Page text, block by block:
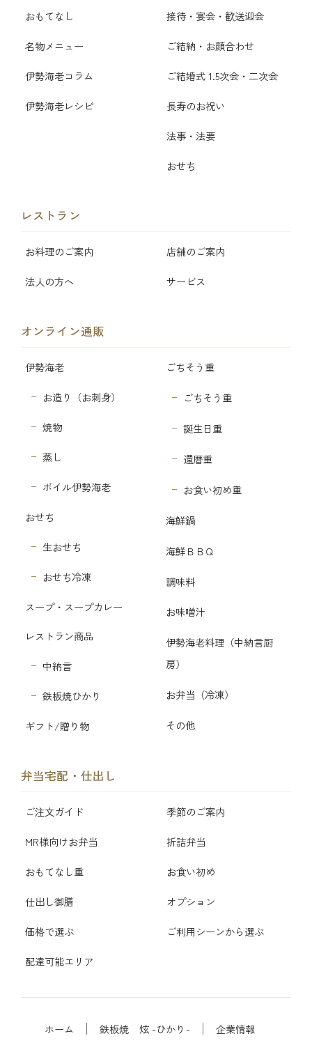
おもてなし
名物メニュー
伊勢海老コラム
伊勢海老レシピ
接待・宴会・歓送迎会
ご結納・お顔合わせ
ご結婚式 1.5次会・二次会
長寿のお祝い
法事・法要
おせち
レストラン
お料理のご案内 店舗のご案内
法人の方へ サービス
オンライン通販
伊勢海老
お造り（お刺身）
焼物
蒸し
ボイル伊勢海老
おせち
生おせち
おせち冷凍
スープ・スープカレー
レストラン商品
中納言
鉄板焼ひかり
ギフト/贈り物
ごちそう重
ごちそう重
誕生日重
還暦重
お食い初め重
海鮮鍋
海鮮ＢＢＱ
調味料
お味噌汁
伊勢海老料理（中納言厨
房）
お弁当（冷凍）
その他
弁当宅配・仕出し
ご注文ガイド 季節のご案内
MR様向けお弁当 折詰弁当
おもてなし重 お食い初め
仕出し御膳 オプション
価格で選ぶ ご利用シーンから選ぶ
配達可能エリア
ホーム 鉄板焼 炫 -ひかり- 企業情報